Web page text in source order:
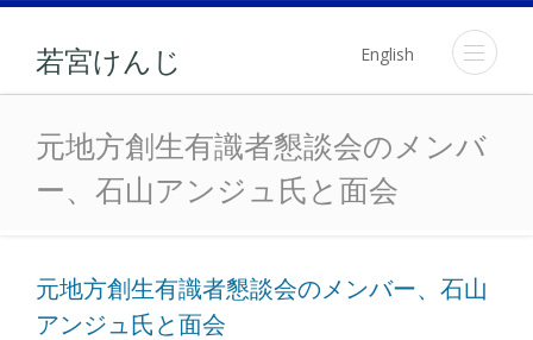
若宮けんじ English
元地方創生有識者懇談会
元地方創生有識者懇談会のメンバ
ー、石山アンジュ氏と面会
元地方創生有識者懇談会のメンバー、石山
アンジュ氏と面会